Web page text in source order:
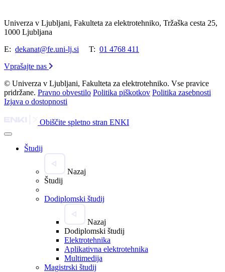
Univerza v Ljubljani, Fakulteta za elektrotehniko, Tržaška cesta 25,
1000 Ljubljana
E: dekanat@fe.uni-lj.si T: 01 4768 411
Vprašajte nas
© Univerza v Ljubljani, Fakulteta za elektrotehniko. Vse pravice
pridržane. Pravno obvestilo Politika piškotkov Politika zasebnosti
Izjava o dostopnosti
Obiščite spletno stran ENKI
Študij
Nazaj
Študij
Dodiplomski študij
Nazaj
Dodiplomski študij
Elektrotehnika
Aplikativna elektrotehnika
Multimedija
Magistrski študij